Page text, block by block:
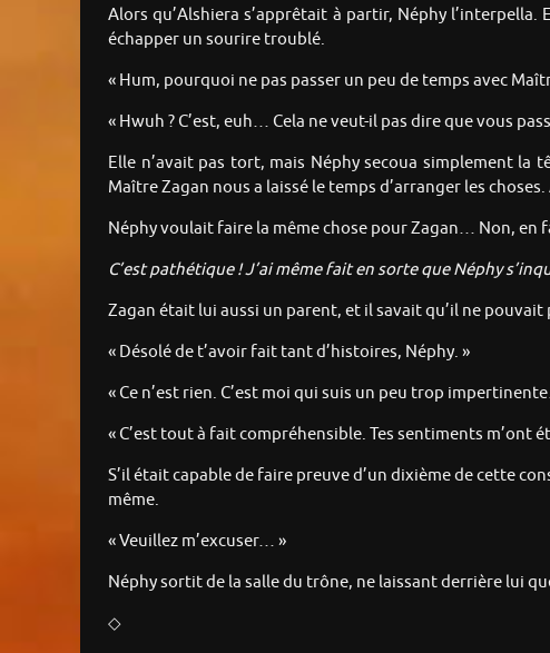
Alors qu’Alshiera s’apprêtait à partir, Néphy
échapper un sourire troublé.
« Hum, pourquoi ne pas passer un peu de temps avec
« Hwuh ? C’est, euh… Cela ne veut-il pas dire que vous
Elle n’avait pas tort, mais Néphy secoua simplement la
Maître Zagan nous a laissé le temps d’arranger les
Néphy voulait faire la même chose pour Zagan… Non, en
C’est pathétique ! J’ai même fait en sorte que Néphy
Zagan était lui aussi un parent, et il savait qu’il ne pouvait
« Désolé de t’avoir fait tant d’histoires, Néphy. »
« Ce n’est rien. C’est moi qui suis un peu trop
« C’est tout à fait compréhensible. Tes sentiments m’ont
S’il était capable de faire preuve d’un dixième de cette
même.
« Veuillez m’excuser… »
Néphy sortit de la salle du trône, ne laissant derrière lui
◇